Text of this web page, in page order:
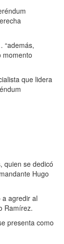
“además,
momento
que lidera
quien se dedicó
Hugo
a agredir al
Ramírez.
presenta como